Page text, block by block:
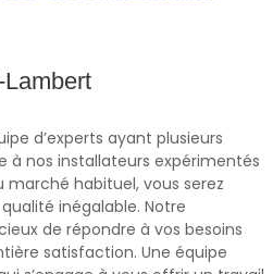
d’experts ayant plusieurs
à nos installateurs expérimentés
habituel, vous serez
inégalable. Notre
de répondre à vos besoins
satisfaction. Une équipe